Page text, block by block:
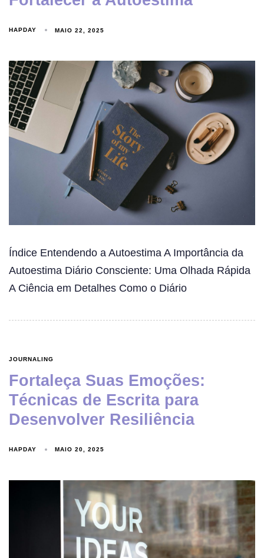
HAPDAY MAIO 22, 2025
Índice Entendendo a Autoestima A Importância da
Autoestima Diário Consciente: Uma Olhada Rápida
A Ciência em Detalhes Como o Diário
JOURNALING
Fortaleça Suas Emoções:
Técnicas de Escrita para
Desenvolver Resiliência
HAPDAY MAIO 20, 2025